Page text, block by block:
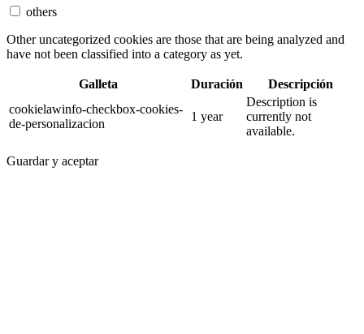
others
Other uncategorized cookies are those that are being analyzed and
have not been classified into a category as yet.
Galleta Duración
Descripción
cookielawinfo-checkbox-cookies-
de-personalizacion
1 year
Description is
currently not
available.
Guardar y aceptar